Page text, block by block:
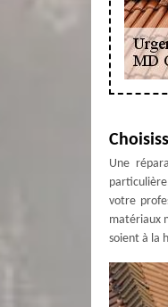
Une
votre
matériaux
soient à la